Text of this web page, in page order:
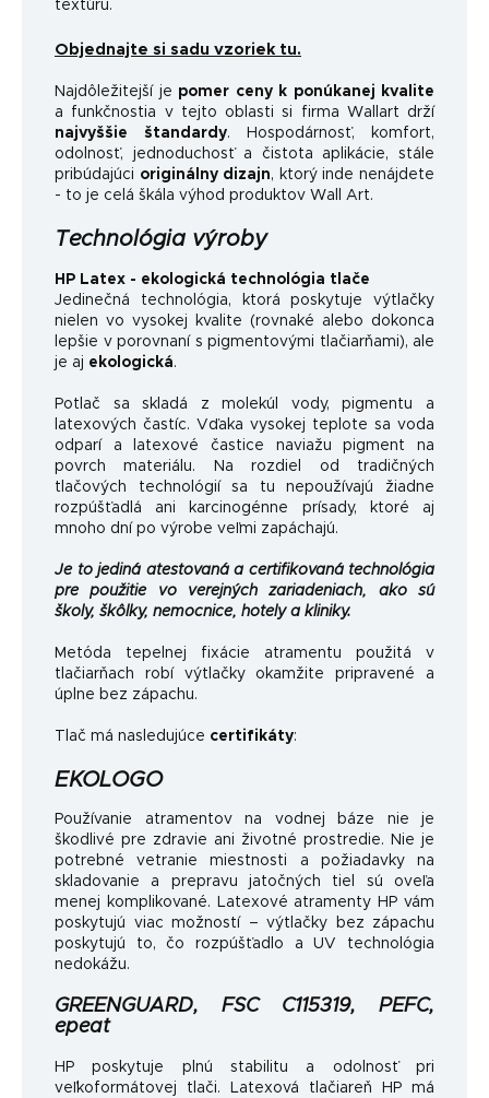
textúru.
Objednajte si sadu vzoriek tu.
Najdôležitejší je pomer ceny k ponúkanej kvalite
a funkčnostia v tejto oblasti si firma Wallart drží
najvyššie štandardy. Hospodárnosť, komfort,
odolnosť, jednoduchosť a čistota aplikácie, stále
pribúdajúci originálny dizajn, ktorý inde nenájdete
- to je celá škála výhod produktov Wall Art.
Technológia výroby
HP Latex - ekologická technológia tlače
Jedinečná technológia, ktorá poskytuje výtlačky
nielen vo vysokej kvalite (rovnaké alebo dokonca
lepšie v porovnaní s pigmentovými tlačiarňami), ale
je aj ekologická.
Potlač sa skladá z molekúl vody, pigmentu a
latexových častíc. Vďaka vysokej teplote sa voda
odparí a latexové častice naviažu pigment na
povrch materiálu. Na rozdiel od tradičných
tlačových technológií sa tu nepoužívajú žiadne
rozpúšťadlá ani karcinogénne prísady, ktoré aj
mnoho dní po výrobe veľmi zapáchajú.
Je to jediná atestovaná a certifikovaná technológia
pre použitie vo verejných zariadeniach, ako sú
školy, škôlky, nemocnice, hotely a kliniky.
Metóda tepelnej fixácie atramentu použitá v
tlačiarňach robí výtlačky okamžite pripravené a
úplne bez zápachu.
Tlač má nasledujúce certifikáty:
EKOLOGO
Používanie atramentov na vodnej báze nie je
škodlivé pre zdravie ani životné prostredie. Nie je
potrebné vetranie miestnosti a požiadavky na
skladovanie a prepravu jatočných tiel sú oveľa
menej komplikované. Latexové atramenty HP vám
poskytujú viac možností – výtlačky bez zápachu
poskytujú to, čo rozpúšťadlo a UV technológia
nedokážu.
GREENGUARD, FSC C115319, PEFC,
epeat
HP poskytuje plnú stabilitu a odolnosť pri
veľkoformátovej tlači. Latexová tlačiareň HP má